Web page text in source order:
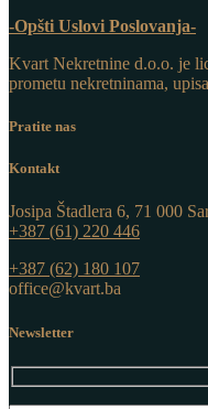
-Opšti Uslovi Poslovanja-
Kvart Nekretnine d.o.o. je
prometu nekretninama,
Pratite nas
Kontakt
Josipa Štadlera 6, 71 000
+387 (61) 220 446
+387 (62) 180 107
office@kvart.ba
Newsletter